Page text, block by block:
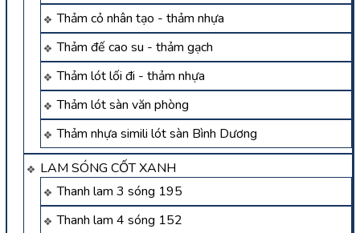
Thảm cỏ nhân tạo - thảm nhựa
Thảm đế cao su - thảm gạch
Thảm lót lối đi - thảm nhựa
Thảm lót sàn văn phòng
Thảm nhựa simili lót sàn Bình Dương
LAM SÓNG CỐT XANH
Thanh lam 3 sóng 195
Thanh lam 4 sóng 152